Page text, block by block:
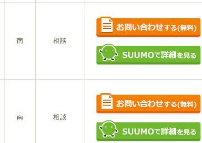
南 相談
南 相談